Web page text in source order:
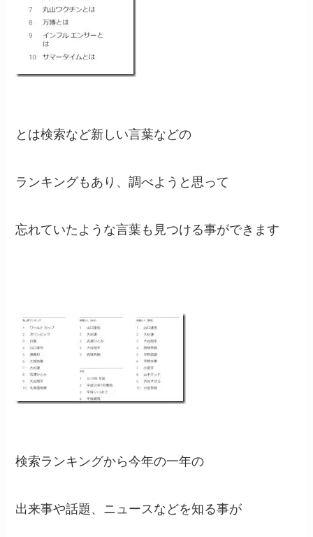
とは検索など新しい言葉などの
ランキングもあり、調べようと思って
忘れていたような言葉も見つける事ができます
検索ランキングから今年の一年の
出来事や話題、ニュースなどを知る事が